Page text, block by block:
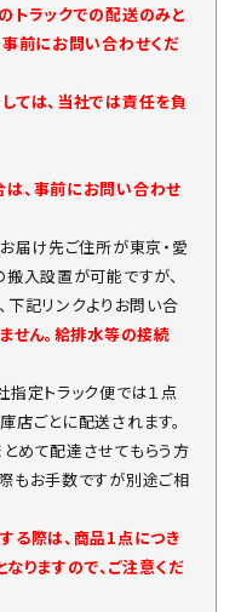
トラックでの配送のみと
事前にお問い合わせくだ
ては、当社では責任を負
、事前にお問い合わせ
届け先ご住所が東京・愛
入設置が可能ですが、
下記リンクよりお問い合
せん。給排水等の接続
指定トラック便では１点
店ごとに配送されます。
めて配達させてもらう方
もお手数ですが別途ご相
る際は、商品1点につき
りますので、ご注意くだ